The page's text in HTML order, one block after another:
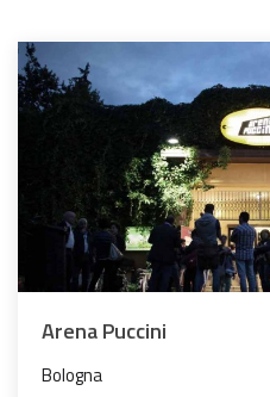
Arena Puccini
Bologna